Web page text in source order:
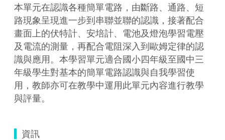
本單元在認識各種簡單電路，由斷路、通路、短
路現象呈現進一步到串聯並聯的認識，接著配合
畫面上的伏特計、安培計、電池及燈泡學習電壓
及電流的測量，再配合電阻深入到歐姆定律的認
識與應用。本學習單元適合國小四年級至國中三
年級學生對基本的簡單電路認識與自我學習使
用，教師亦可在教學中運用此單元內容進行教學
與評量。
資訊